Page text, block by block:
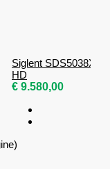
Siglent SDS5038X
HD
€ 9.580,00